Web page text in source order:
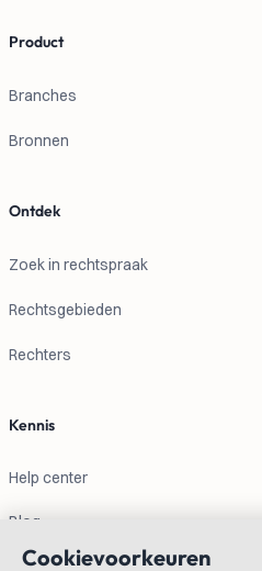
Product
Branches
Bronnen
Ontdek
Zoek in rechtspraak
Rechtsgebieden
Rechters
Kennis
Help center
Blog
Cookievoorkeuren